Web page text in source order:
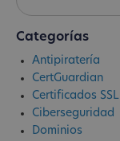
Categorías
Antipiratería
CertGuardian
Certificados SSL
Ciberseguridad
Dominios